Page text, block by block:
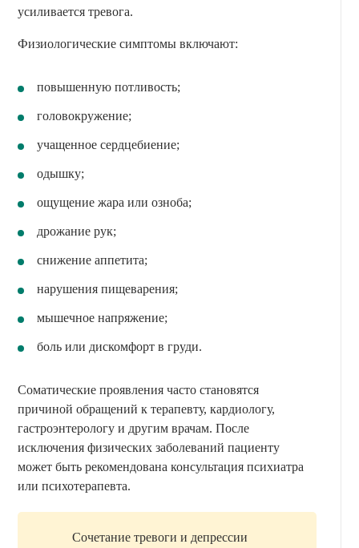
усиливается тревога.
Физиологические симптомы включают:
повышенную потливость;
головокружение;
учащенное сердцебиение;
одышку;
ощущение жара или озноба;
дрожание рук;
снижение аппетита;
нарушения пищеварения;
мышечное напряжение;
боль или дискомфорт в груди.
Соматические проявления часто становятся
причиной обращений к терапевту, кардиологу,
гастроэнтерологу и другим врачам. После
исключения физических заболеваний пациенту
может быть рекомендована консультация психиатра
или психотерапевта.
Сочетание тревоги и депрессии